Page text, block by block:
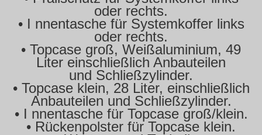
oder rechts.
• I nnentasche für Systemkoffer links
oder rechts.
• Topcase groß, Weißaluminium, 49
Liter einschließlich Anbauteilen
und Schließzylinder.
• Topcase klein, 28 Liter, einschließlich
Anbauteilen und Schließzylinder.
• I nnentasche für Topcase groß/klein.
• Rückenpolster für Topcase klein.